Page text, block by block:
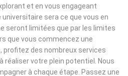
et en vous engageant
sera ce que vous en
seront limitées que par les limites
que vous commencez une
profitez des nombreux services
réaliser votre plein potentiel. Nous
à chaque étape. Passez une